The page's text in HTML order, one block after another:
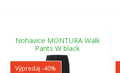
Nohavice MONTURA Walk
Pants W black
Výpredaj -40%